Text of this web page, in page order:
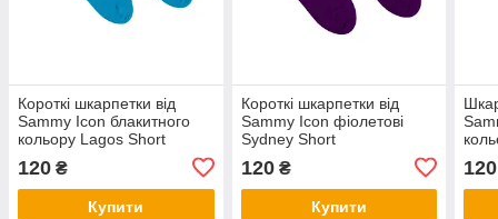
Короткі шкарпетки від
Sammy Icon блакитного
кольору Lagos Short
120 ₴
Купити
Короткі шкарпетки від
Sammy Icon фіолетові
Sydney Short
120₴
Купити
120